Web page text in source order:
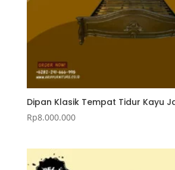
Dipan Klasik Tempat Tidur Kayu
Rp8.000.000